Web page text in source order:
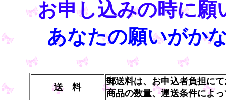
お申し込みの時に願
あなたの願いがか
送 料
郵送料は、お申込者負担に
商品の数量、運送条件によ